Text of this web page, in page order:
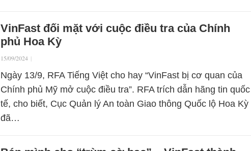
VinFast đối mặt với cuộc điều tra của Chính
phủ Hoa Kỳ
15/09/2024 |
Ngày 13/9, RFA Tiếng Việt cho hay “VinFast bị cơ quan của
Chính phủ Mỹ mở cuộc điều tra”. RFA trích dẫn hãng tin quốc
tế, cho biết, Cục Quản lý An toàn Giao thông Quốc lộ Hoa Kỳ
đã…